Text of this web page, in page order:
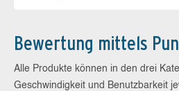
Bewertung mittels
Alle Produkte können in den drei
Geschwindigkeit und Benutzbarkeit